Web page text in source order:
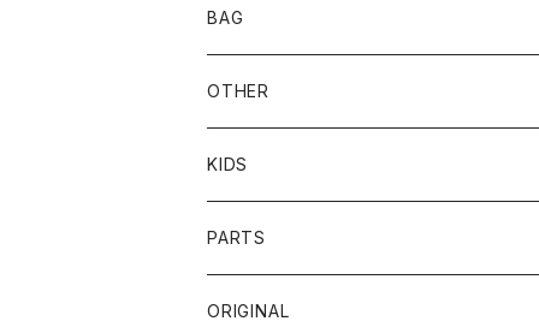
BOTTOMS
SHADE
TOPS
CYCLE ZOMBIES
TOPS
CAP
SCHOTT
OTHER
SHIRTS
VANSON
OTHER
SHIRTS
TOYS McCOY
OTHER
VIN&AGE
SHOEI
DIN MARKET
72JAM
リード工業
MECHANIX WEAR
JRP
CHURCHILL
NAPA
DIN MARKET
BAG
DEGNER
ROUGH TAIL
DIN MARKET
STREAM TRAIL
OTHER
LEUS
HTC
SLOW WEAR LION
KIDS
PARTS
ORIGINAL